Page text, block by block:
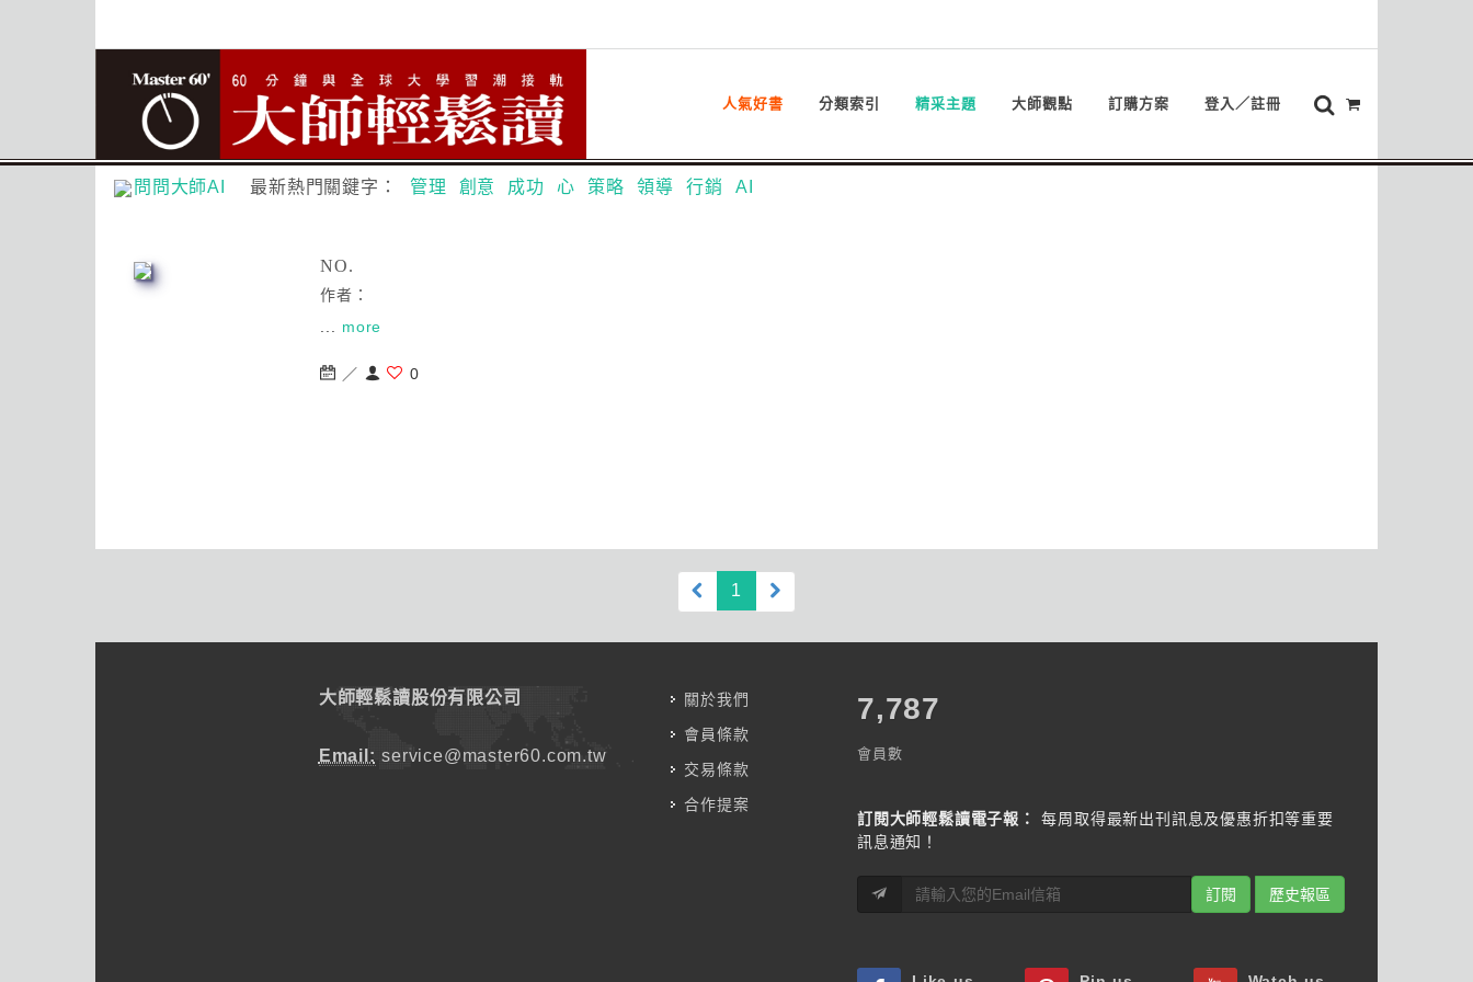
人氣好書 分類索引 精采主題 大師觀點 訂購方案 登入／註冊
問問大師AI 最新熱門關鍵字： 管理 創意 成功 心 策略 領導 行銷 AI
NO.
作者：
more
／ 0
1 (current)
大師輕鬆讀股份有限公司
Email: service@master60.com.tw
關於我們
會員條款
交易條款
合作提案
7,787
會員數
訂閱大師輕鬆讀電子報：
每周取得最新出刊訊息及優惠折扣等重要
訊息通知！
訂閱 歷史報區